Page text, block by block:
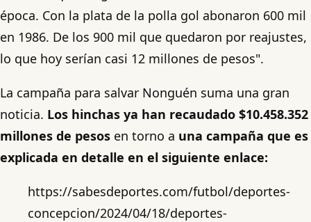
época. Con la plata de la polla gol abonaron 600 mil
en 1986. De los 900 mil que quedaron por reajustes,
lo que hoy serían casi 12 millones de pesos".
La campaña para salvar Nonguén suma una gran
noticia. Los hinchas ya han recaudado $10.458.352
millones de pesos en torno a una campaña que es
explicada en detalle en el siguiente enlace:
https://sabesdeportes.com/futbol/deportes-
concepcion/2024/04/18/deportes-